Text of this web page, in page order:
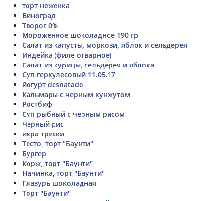
торт неженка
Виноград
Творог 0%
Мороженное шоколадное 190 гр
Салат из капусты, моркови, яблок и сельдерея
Индейка (филе отварное)
Салат из курицы, сельдерея и яблока
Суп геркулесовый 11.05.17
йогурт desnatado
Кальмары с черным кунжутом
Ростбиф
Суп рыбный с черным рисом
Черный рис
икра трески
Тесто, торт "Баунти"
Бургер
Корж, торт "Баунти"
Начинка, торт "Баунти"
Глазурь шоколадная
Торт "Баунти"